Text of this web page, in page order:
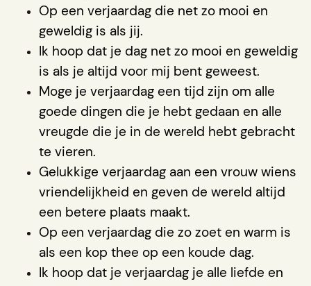
Op een verjaardag die net zo mooi en
geweldig is als jij.
Ik hoop dat je dag net zo mooi en geweldig
is als je altijd voor mij bent geweest.
Moge je verjaardag een tijd zijn om alle
goede dingen die je hebt gedaan en alle
vreugde die je in de wereld hebt gebracht
te vieren.
Gelukkige verjaardag aan een vrouw wiens
vriendelijkheid en geven de wereld altijd
een betere plaats maakt.
Op een verjaardag die zo zoet en warm is
als een kop thee op een koude dag.
Ik hoop dat je verjaardag je alle liefde en